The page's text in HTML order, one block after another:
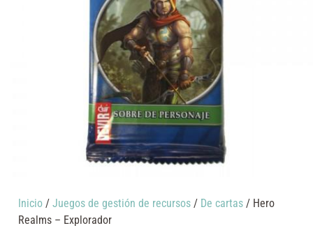
Inicio /Juegos de gestión de recursos / De cartas / Hero
Realms – Explorador